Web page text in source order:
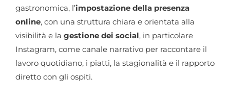
gastronomica, l’impostazione della presenza
online, con una struttura chiara e orientata alla
visibilità e la gestione dei social, in particolare
Instagram, come canale narrativo per raccontare il
lavoro quotidiano, i piatti, la stagionalità e il rapporto
diretto con gli ospiti.